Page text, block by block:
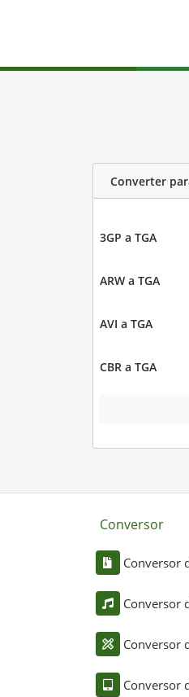
Converter
3GP a TGA
ARW a TGA
AVI a TGA
CBR a TGA
Conversor
Conversor
Conversor
Conversor
Conversor